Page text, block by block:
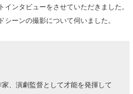
ンタビューをさせていただきました。
ーンの撮影について伺いました。
、演劇監督として才能を発揮して